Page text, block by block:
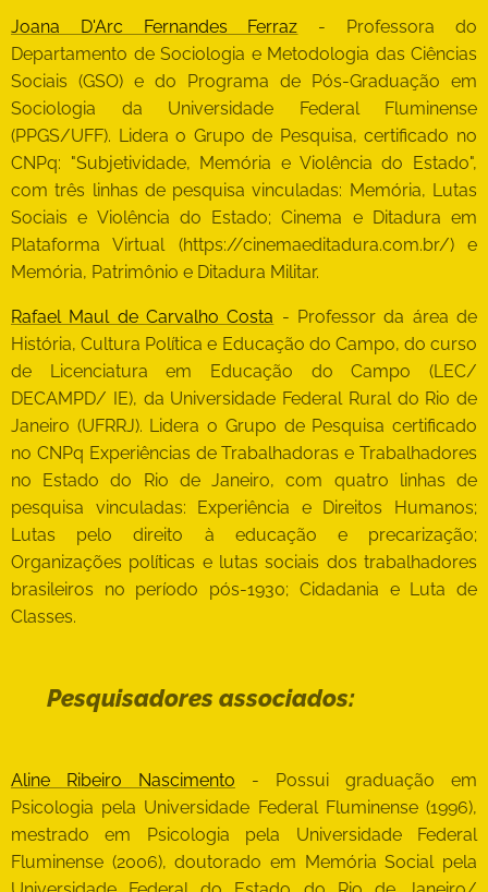
Joana D'Arc Fernandes Ferraz - Professora do
Departamento de Sociologia e Metodologia das Ciências
Sociais (GSO) e do Programa de Pós-Graduação em
Sociologia da Universidade Federal Fluminense
(PPGS/UFF). Lidera o Grupo de Pesquisa, certificado no
CNPq: "Subjetividade, Memória e Violência do Estado",
com três linhas de pesquisa vinculadas: Memória, Lutas
Sociais e Violência do Estado; Cinema e Ditadura em
Plataforma Virtual (https://cinemaeditadura.com.br/) e
Memória, Patrimônio e Ditadura Militar.
Rafael Maul de Carvalho Costa - Professor da área de
História, Cultura Política e Educação do Campo, do curso
de Licenciatura em Educação do Campo (LEC/
DECAMPD/ IE), da Universidade Federal Rural do Rio de
Janeiro (UFRRJ). Lidera o Grupo de Pesquisa certificado
no CNPq Experiências de Trabalhadoras e Trabalhadores
no Estado do Rio de Janeiro, com quatro linhas de
pesquisa vinculadas: Experiência e Direitos Humanos;
Lutas pelo direito à educação e precarização;
Organizações políticas e lutas sociais dos trabalhadores
brasileiros no período pós-1930; Cidadania e Luta de
Classes.
Pesquisadores associados:
Aline Ribeiro Nascimento - Possui graduação em
Psicologia pela Universidade Federal Fluminense (1996),
mestrado em Psicologia pela Universidade Federal
Fluminense (2006), doutorado em Memória Social pela